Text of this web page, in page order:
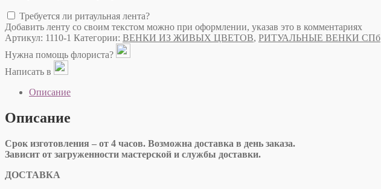
Требуется ли ритаульная лента?
Добавить ленту со своим текстом можно при оформлении, указав это в комментариях
Артикул: 1110-1 Категории: ВЕНКИ ИЗ ЖИВЫХ ЦВЕТОВ, РИТУАЛЬНЫЕ ВЕНКИ СПб
Нужна помощь флориста?
Написать в
Описание
Описание
Срок изготовления – от 4 часов. Возможна доставка в день заказа.
Зависит от загруженности мастерской и службы доставки.
ДОСТАВКА